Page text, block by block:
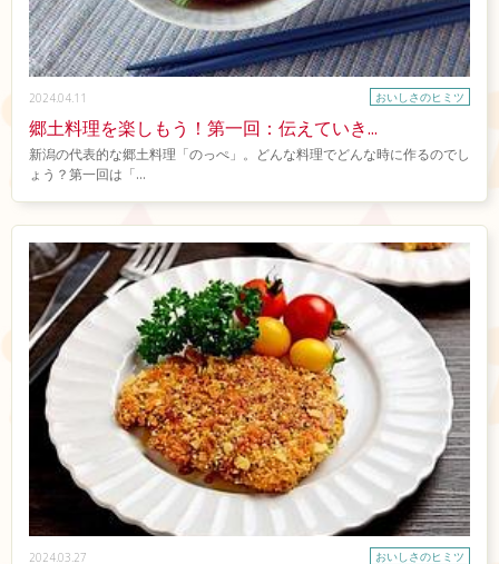
2024.04.11 おいしさのヒミツ
郷土料理を楽しもう！第一回：伝えていき...
新潟の代表的な郷土料理「のっぺ」。どんな料理でどんな時に作るのでし
ょう？第一回は「...
2024.03.27 おいしさのヒミツ